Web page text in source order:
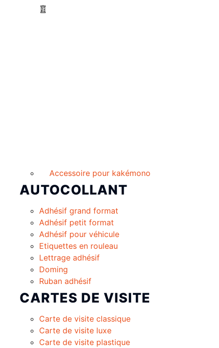
Accessoire pour kakémono
AUTOCOLLANT
Adhésif grand format
Adhésif petit format
Adhésif pour véhicule
Etiquettes en rouleau
Lettrage adhésif
Doming
Ruban adhésif
CARTES DE VISITE
Carte de visite classique
Carte de visite luxe
Carte de visite plastique